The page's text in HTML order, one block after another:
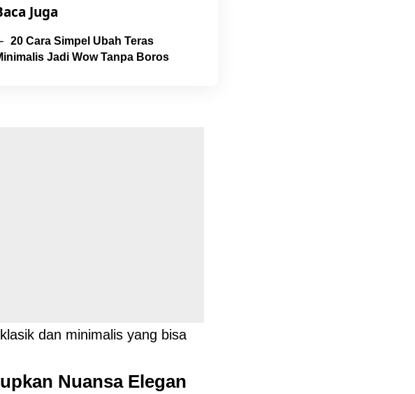
Juga
20 Cara Simpel Ubah Teras
Jadi Wow Tanpa Boros
dan minimalis yang bisa
Nuansa Elegan